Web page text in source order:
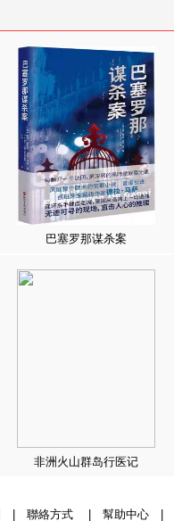
巴塞罗那谋杀案
非洲火山群岛行医记
聯絡方式| 幫助中心|